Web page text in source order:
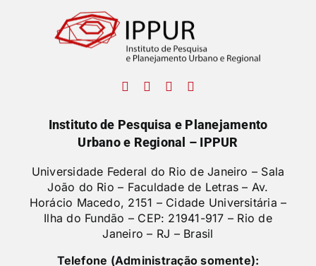
Instituto de Pesquisa e Planejamento
Urbano e Regional – IPPUR
Universidade Federal do Rio de Janeiro – Sala
João do Rio – Faculdade de Letras – Av.
Horácio Macedo, 2151 – Cidade Universitária –
Ilha do Fundão – CEP: 21941-917 – Rio de
Janeiro – RJ – Brasil
Telefone (Administração somente):